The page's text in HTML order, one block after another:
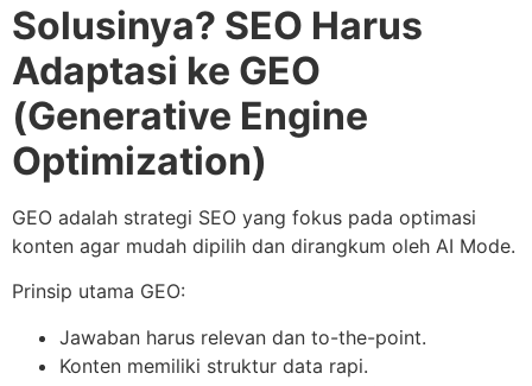
Solusinya? SEO Harus
Adaptasi ke GEO
(Generative Engine
Optimization)
GEO adalah strategi SEO yang fokus pada optimasi
konten agar mudah dipilih dan dirangkum oleh AI Mode.
Prinsip utama GEO:
Jawaban harus relevan dan to-the-point.
Konten memiliki struktur data rapi.